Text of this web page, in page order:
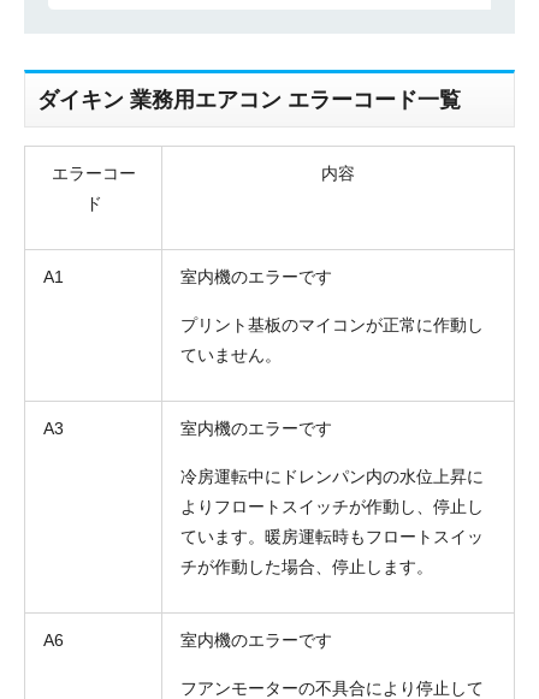
ダイキン 業務用エアコン エラーコード一覧
エラーコー
ド
内容
A1 室内機のエラーです
プリント基板のマイコンが正常に作動し
ていません。
A3 室内機のエラーです
冷房運転中にドレンパン内の水位上昇に
よりフロートスイッチが作動し、停止し
ています。暖房運転時もフロートスイッ
チが作動した場合、停止します。
A6 室内機のエラーです
フアンモーターの不具合により停止して